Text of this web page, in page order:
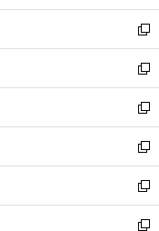
開
く
ウ
で
開
く
ン
ド
ウ
で
開
く
ウ
ィ
ン
ド
ウ
で
開
く
新
し
い
ウ
ィ
ン
ド
ウ
で
開
く
新
し
い
ウ
ィ
ン
ド
ウ
で
新
し
い
ウ
ィ
ン
ド
新
し
い
ウ
ィ
新
し
い